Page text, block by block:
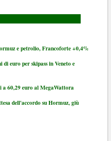
e petrolio, Francoforte +0,4%
euro per skipass in Veneto e
a 60,29 euro al MegaWattora
dell'accordo su Hormuz, giù